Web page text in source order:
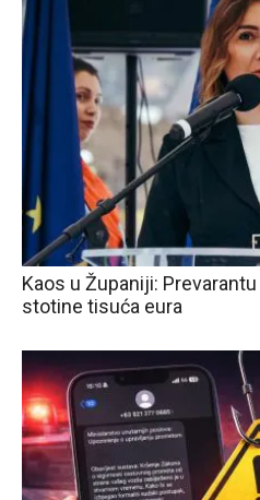
Kaos u Županiji:
stotine tisuća eura